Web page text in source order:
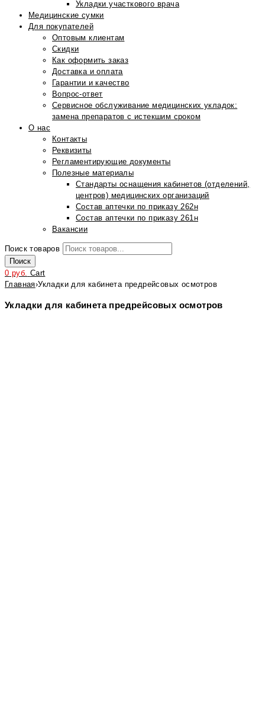
Укладки участкового врача
Медицинские сумки
Для покупателей
Оптовым клиентам
Скидки
Как оформить заказ
Доставка и оплата
Гарантии и качество
Вопрос-ответ
Сервисное обслуживание медицинских укладок:
замена препаратов с истекшим сроком
О нас
Контакты
Реквизиты
Регламентирующие документы
Полезные материалы
Стандарты оснащения кабинетов (отделений,
центров) медицинских организаций
Состав аптечки по приказу 262н
Состав аптечки по приказу 261н
Вакансии
Поиск товаров
Поиск
0 руб. Cart
Главная›Укладки для кабинета предрейсовых осмотров
Укладки для кабинета предрейсовых осмотров